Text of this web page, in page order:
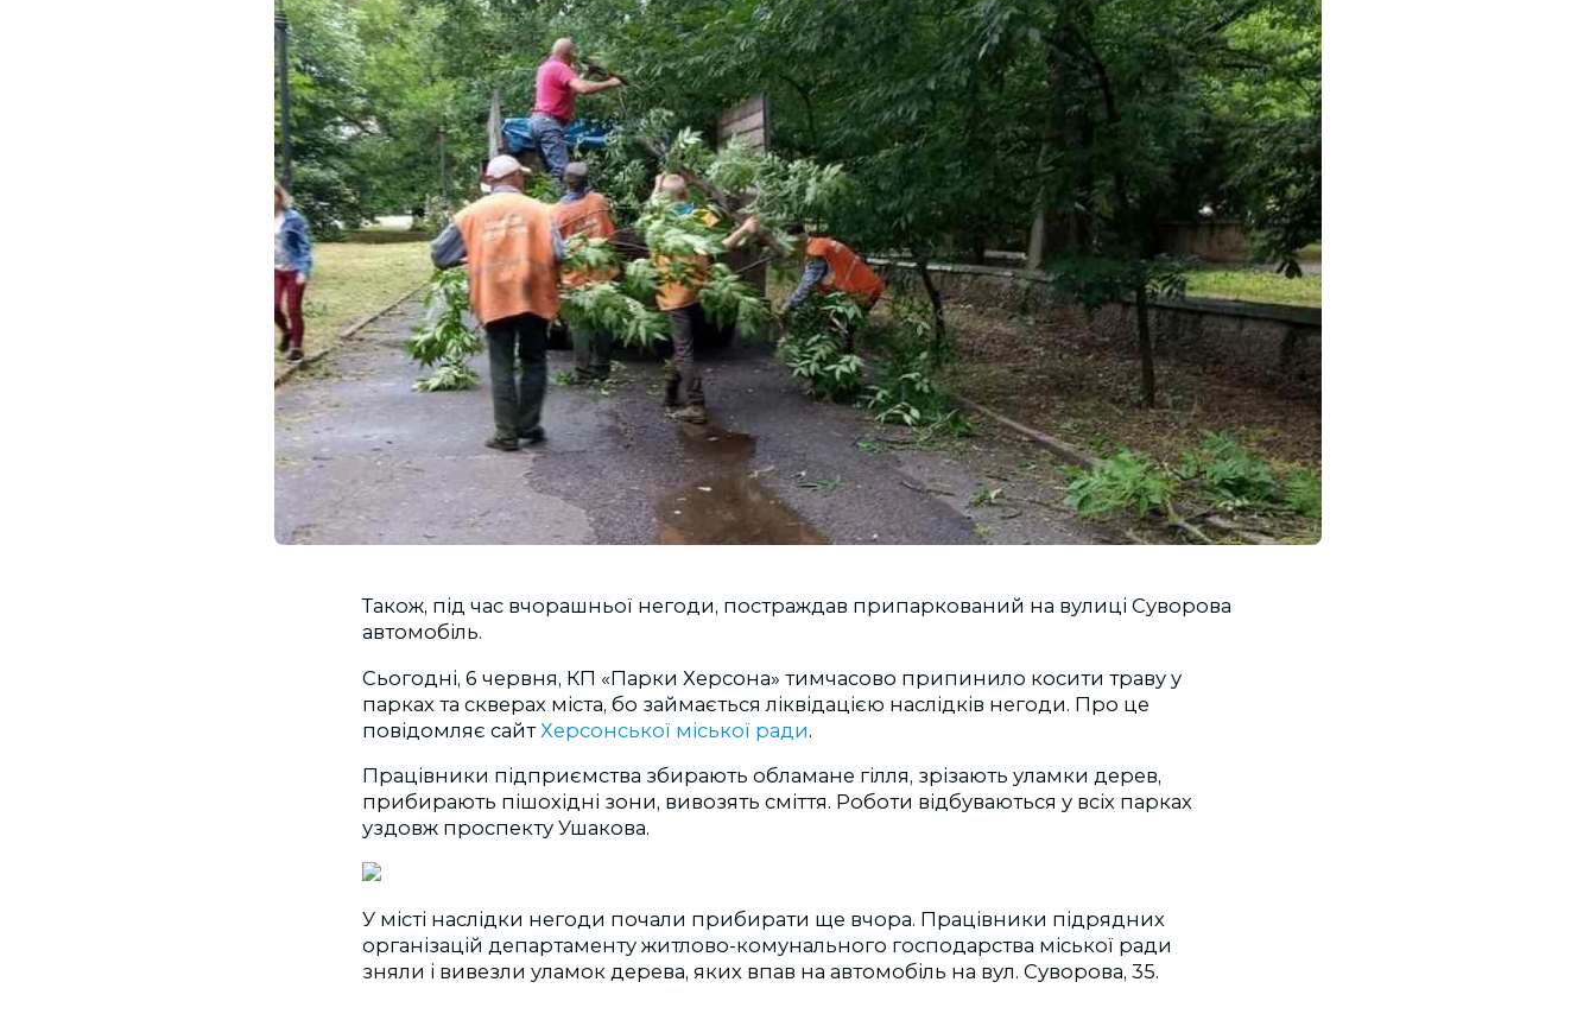
Також, під час вчорашньої негоди, постраждав припаркований на вулиці Суворова
автомобіль.
Сьогодні, 6 червня, КП «Парки Херсона» тимчасово припинило косити траву у
парках та скверах міста, бо займається ліквідацією наслідків негоди. Про це
повідомляє сайтХерсонської міської ради.
Працівники підприємства збирають обламане гілля, зрізають уламки дерев,
прибирають пішохідні зони, вивозять сміття. Роботи відбуваються у всіх парках
уздовж проспекту Ушакова.
У місті наслідки негоди почали прибирати ще вчора. Працівники підрядних
організацій департаменту житлово-комунального господарства міської ради
зняли і вивезли уламок дерева, яких впав на автомобіль на вул. Суворова, 35.